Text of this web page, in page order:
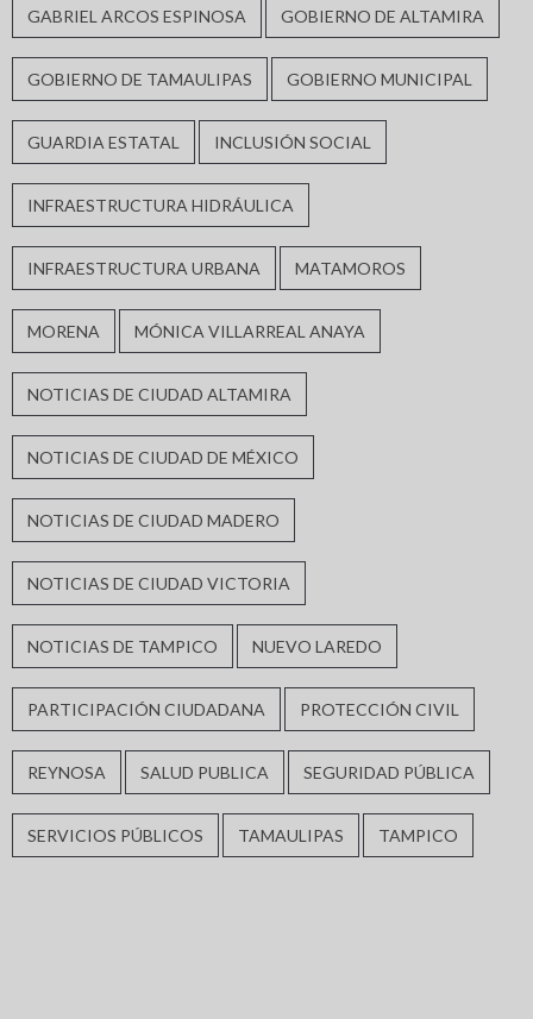
GABRIEL ARCOS ESPINOSA GOBIERNO DE ALTAMIRA
GOBIERNO DE TAMAULIPAS GOBIERNO MUNICIPAL
GUARDIA ESTATAL INCLUSIÓN SOCIAL
INFRAESTRUCTURA HIDRÁULICA
INFRAESTRUCTURA URBANA MATAMOROS
MORENA MÓNICA VILLARREAL ANAYA
NOTICIAS DE CIUDAD ALTAMIRA
NOTICIAS DE CIUDAD DE MÉXICO
NOTICIAS DE CIUDAD MADERO
NOTICIAS DE CIUDAD VICTORIA
NOTICIAS DE TAMPICO NUEVO LAREDO
PARTICIPACIÓN CIUDADANA PROTECCIÓN CIVIL
REYNOSA SALUD PUBLICA SEGURIDAD PÚBLICA
SERVICIOS PÚBLICOS TAMAULIPAS TAMPICO